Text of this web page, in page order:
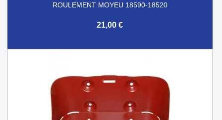
ROULEMENT MOYEU 18590-18520
21,00 €